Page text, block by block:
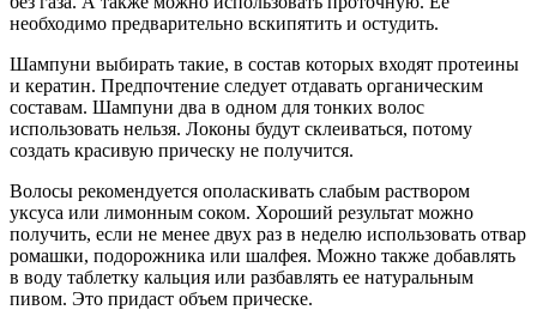
необходимо предварительно вскипятить и остудить.
Шампуни выбирать такие, в состав которых входят протеины
и кератин. Предпочтение следует отдавать органическим
составам. Шампуни два в одном для тонких волос
использовать нельзя. Локоны будут склеиваться, потому
создать красивую прическу не получится.
Волосы рекомендуется ополаскивать слабым раствором
уксуса или лимонным соком. Хороший результат можно
получить, если не менее двух раз в неделю использовать отвар
ромашки, подорожника или шалфея. Можно также добавлять
в воду таблетку кальция или разбавлять ее натуральным
пивом. Это придаст объем прическе.